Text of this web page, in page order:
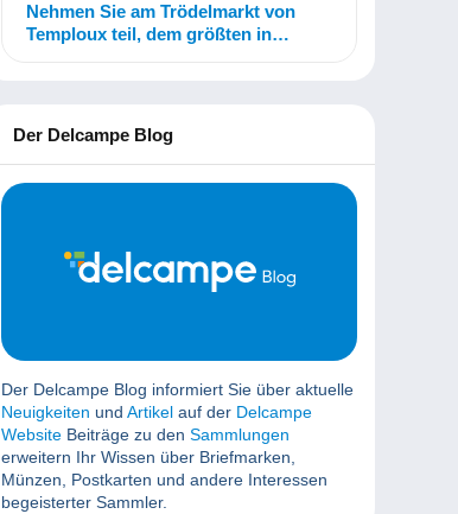
Nehmen Sie am Trödelmarkt von
Temploux teil, dem größten in
Der Delcampe Blog
Der Delcampe Blog informiert Sie über aktuelle
Neuigkeiten und Artikel auf der Delcampe
Website Beiträge zu den Sammlungen
erweitern Ihr Wissen über Briefmarken,
Münzen, Postkarten und andere Interessen
begeisterter Sammler.